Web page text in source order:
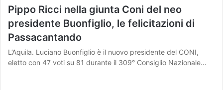
Pippo Ricci nella giunta Coni del neo
presidente Buonfiglio, le felicitazioni di
Passacantando
L’Aquila. Luciano Buonfiglio è il nuovo presidente del CONI,
eletto con 47 voti su 81 durante il 309° Consiglio Nazionale…